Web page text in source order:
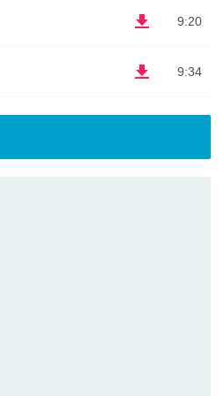
9:20
9:34